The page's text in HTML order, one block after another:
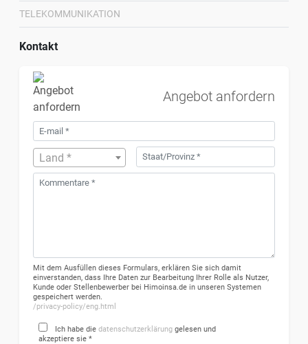
TELEKOMMUNIKATION
Kontakt
Angebot anfordern
Land *
Mit dem Ausfüllen dieses Formulars, erklären Sie sich damit
einverstanden, dass Ihre Daten zur Bearbeitung Ihrer Rolle als Nutzer,
Kunde oder Stellenbewerber bei Himoinsa.de in unseren Systemen
gespeichert werden.
/privacy-policy/eng.html
Ich habe die datenschutzerklärung gelesen und
akzeptiere sie *